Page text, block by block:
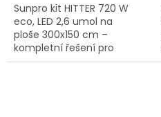
Sunpro kit HITTER 720 W
eco, LED 2,6 umol na
ploše 300x150 cm –
kompletní řešení pro
domácí pěstování.